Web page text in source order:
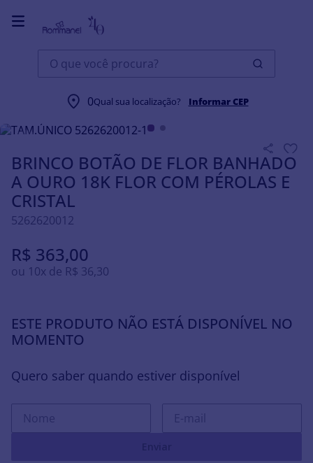
O que você procura?
0Qual sua localização? Informar CEP
Brincos BRINCO BOTÃO DE FLOR BANHADO A OURO 18K
BRINCO BOTÃO DE FLOR BANHADO
A OURO 18K FLOR COM PÉROLAS E
CRISTAL
5262620012
R$ 363,00
ou 10x de R$ 36,30
ESTE PRODUTO NÃO ESTÁ DISPONÍVEL NO
MOMENTO
Quero saber quando estiver disponível